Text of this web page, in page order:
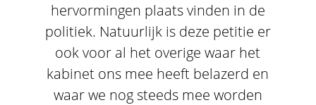
hervormingen plaats vinden in de
politiek. Natuurlijk is deze petitie er
ook voor al het overige waar het
kabinet ons mee heeft belazerd en
waar we nog steeds mee worden